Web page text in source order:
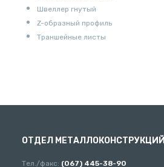
Швеллер гнутый
Z-образный профиль
Траншейные листы
ОТДЕЛ МЕТАЛЛОКОНСТРУКЦИЙ
Тел./факс: (067) 445-38-90